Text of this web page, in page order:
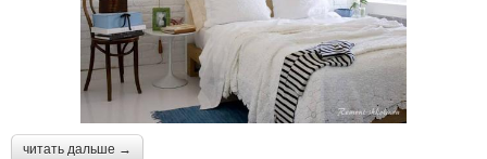
читать дальше →